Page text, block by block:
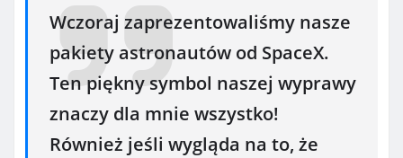
Wczoraj zaprezentowaliśmy nasze
pakiety astronautów od SpaceX.
Ten piękny symbol naszej wyprawy
znaczy dla mnie wszystko!
Również jeśli wygląda na to, że